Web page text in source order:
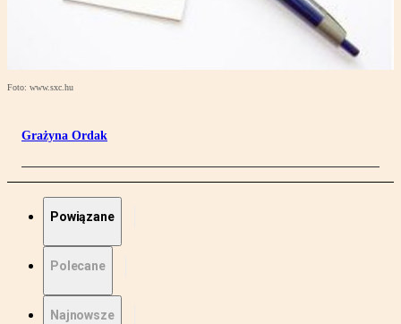
Foto: www.sxc.hu
Grażyna Ordak
Powiązane
Polecane
Najnowsze